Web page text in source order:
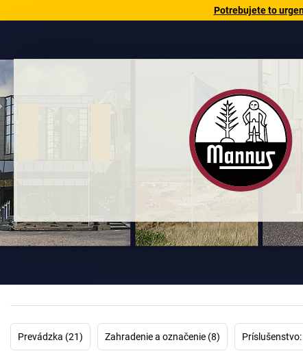
Potrebujete to
Prevádzka (21) Zahradenie a označenie (8)